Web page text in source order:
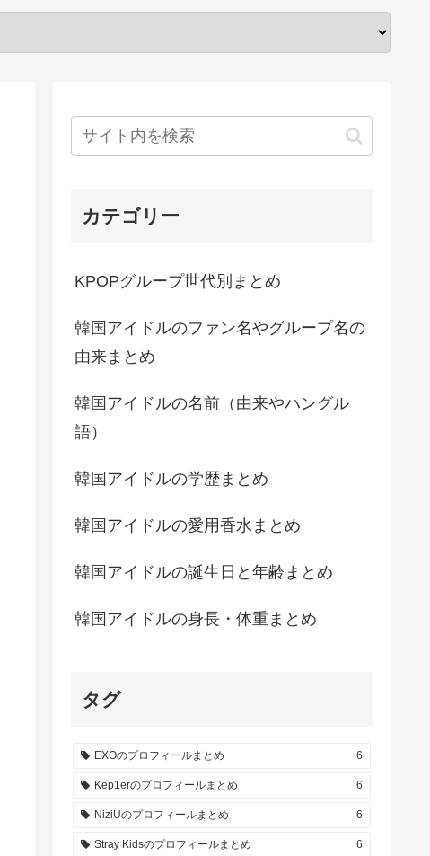
カテゴリー
KPOPグループ世代別まとめ
韓国アイドルのファン名やグループ名の
由来まとめ
韓国アイドルの名前（由来やハングル
語）
韓国アイドルの学歴まとめ
韓国アイドルの愛用香水まとめ
韓国アイドルの誕生日と年齢まとめ
韓国アイドルの身長・体重まとめ
タグ
EXOのプロフィールまとめ 6
Kep1erのプロフィールまとめ 6
NiziUのプロフィールまとめ 6
Stray Kidsのプロフィールまとめ 6